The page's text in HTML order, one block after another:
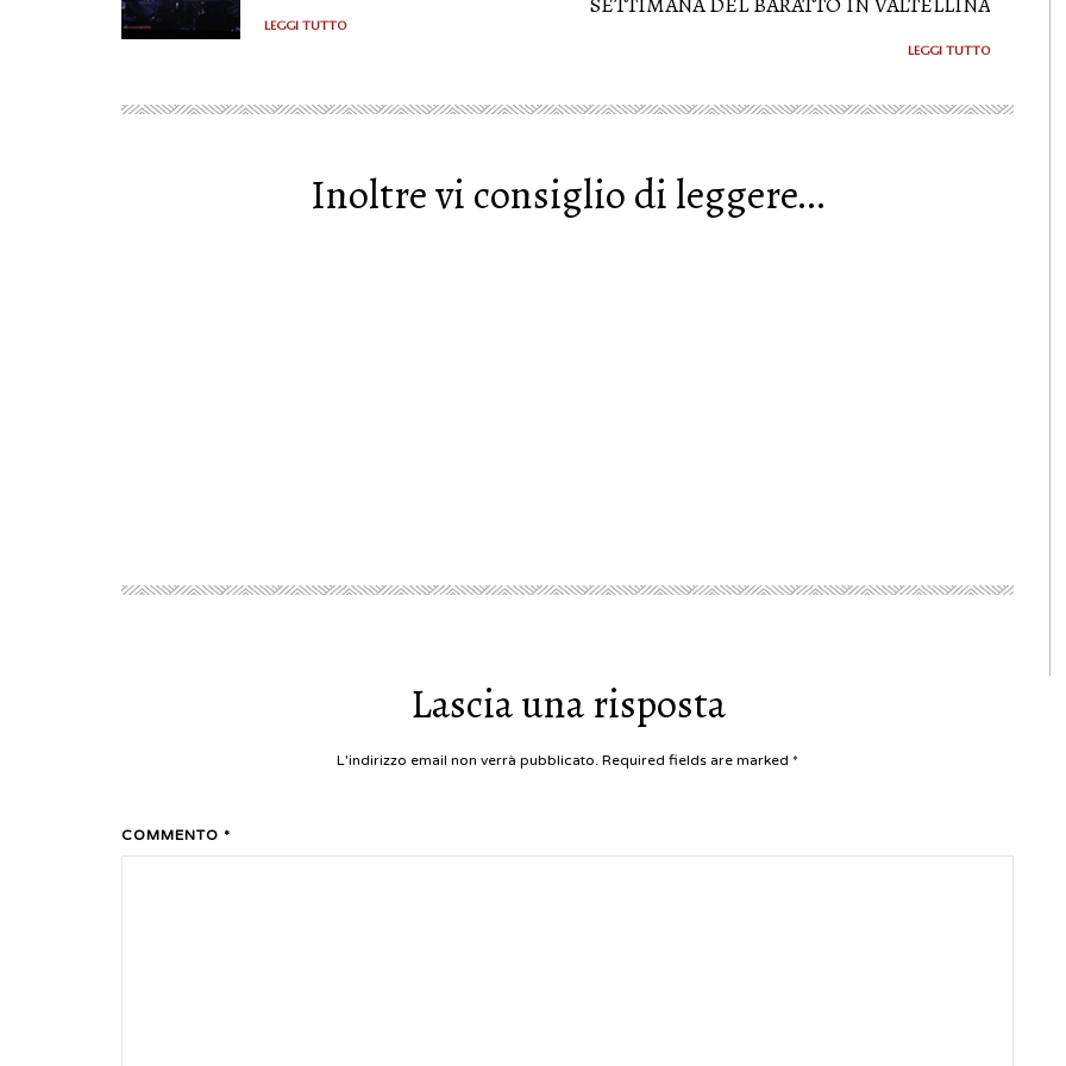
LEGGI TUTTO
LEGGI TUTTO
Inoltre vi consiglio di leggere...
Lascia una risposta
L'indirizzo email non verrà pubblicato. Required fields are marked *
COMMENTO *